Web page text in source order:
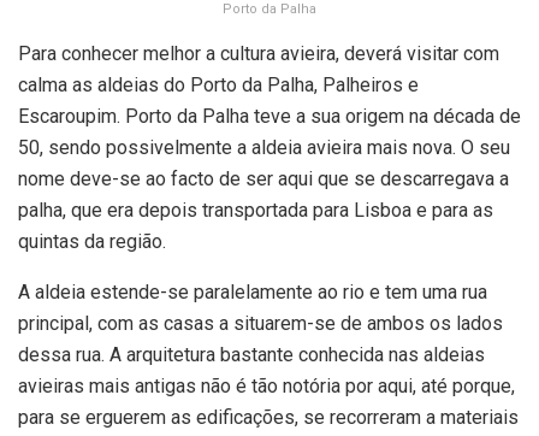
Porto da Palha
Para conhecer melhor a cultura avieira, deverá visitar com
calma as aldeias do Porto da Palha, Palheiros e
Escaroupim. Porto da Palha teve a sua origem na década de
50, sendo possivelmente a aldeia avieira mais nova. O seu
nome deve-se ao facto de ser aqui que se descarregava a
palha, que era depois transportada para Lisboa e para as
quintas da região.
A aldeia estende-se paralelamente ao rio e tem uma rua
principal, com as casas a situarem-se de ambos os lados
dessa rua. A arquitetura bastante conhecida nas aldeias
avieiras mais antigas não é tão notória por aqui, até porque,
para se erguerem as edificações, se recorreram a materiais